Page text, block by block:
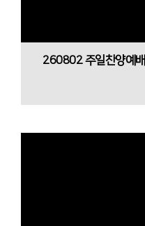
260802 주일찬양예배